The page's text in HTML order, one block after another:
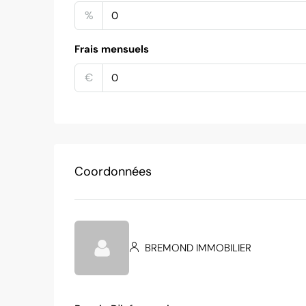
%
Frais mensuels
€
Coordonnées
BREMOND IMMOBILIER